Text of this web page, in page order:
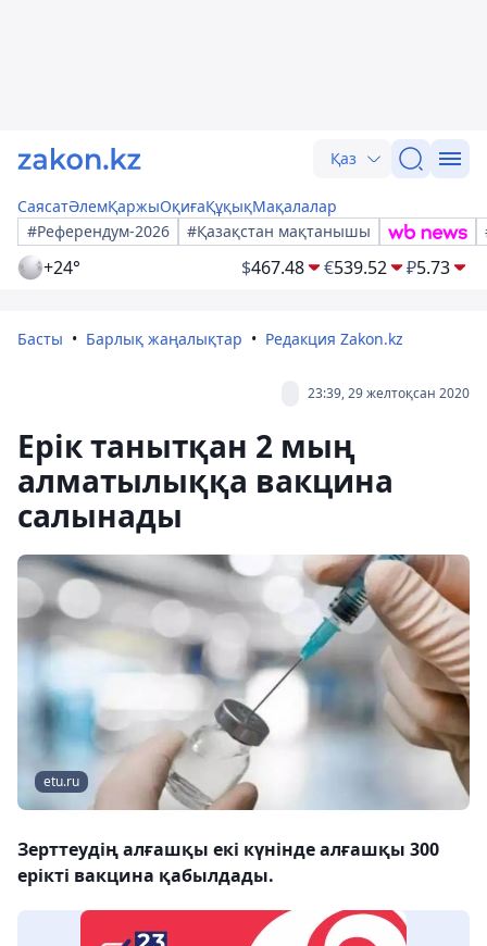
Қаз
СаясатӘлемҚаржыОқиғаҚұқықМақалалар
#Референдум-2026
#Қазақстан мақтанышы
+24° $467.48 €539.52 ₽5.73
Басты Барлық жаңалықтар Редакция Zakon.kz
23:39, 29 желтоқсан 2020
Ерік танытқан 2 мың
алматылыққа вакцина
салынады
etu.ru
Зерттеудің алғашқы екі күнінде алғашқы 300
ерікті вакцина қабылдады.